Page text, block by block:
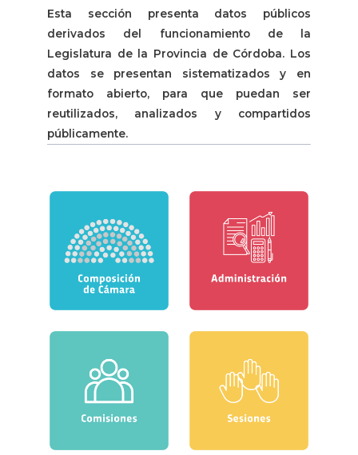
Esta sección presenta datos públicos
derivados del funcionamiento de la
Legislatura de la Provincia de Córdoba. Los
datos se presentan sistematizados y en
formato abierto, para que puedan ser
reutilizados, analizados y compartidos
públicamente.